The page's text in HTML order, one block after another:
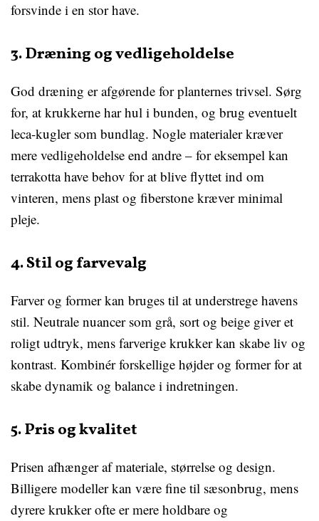
forsvinde i en stor have.
3. Dræning og vedligeholdelse
God dræning er afgørende for planternes trivsel. Sørg
for, at krukkerne har hul i bunden, og brug eventuelt
leca-kugler som bundlag. Nogle materialer kræver
mere vedligeholdelse end andre – for eksempel kan
terrakotta have behov for at blive flyttet ind om
vinteren, mens plast og fiberstone kræver minimal
pleje.
4. Stil og farvevalg
Farver og former kan bruges til at understrege havens
stil. Neutrale nuancer som grå, sort og beige giver et
roligt udtryk, mens farverige krukker kan skabe liv og
kontrast. Kombinér forskellige højder og former for at
skabe dynamik og balance i indretningen.
5. Pris og kvalitet
Prisen afhænger af materiale, størrelse og design.
Billigere modeller kan være fine til sæsonbrug, mens
dyrere krukker ofte er mere holdbare og